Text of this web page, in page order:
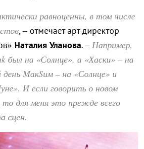
равноценны, в том числе
, – отмечает арт-директор
Наталия Уланова. – Например,
был на «Солнце», а «Хаски» – на
МакSим – на «Солнце» и
И если говорить о новом
для меня это прежде всего
сцен.